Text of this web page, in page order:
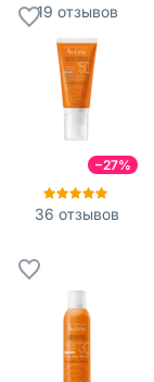
19 отзывов
−27%
36 отзывов